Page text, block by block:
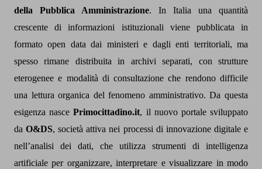
della Pubblica Amministrazione. In Italia una quantità
crescente di informazioni istituzionali viene pubblicata in
formato open data dai ministeri e dagli enti territoriali, ma
spesso rimane distribuita in archivi separati, con strutture
eterogenee e modalità di consultazione che rendono difficile
una lettura organica del fenomeno amministrativo. Da questa
esigenza nascePrimocittadino.it, il nuovo portale sviluppato
daO&DS, società attiva nei processi di innovazione digitale e
nell’analisi dei dati, che utilizza strumenti di intelligenza
artificiale per organizzare, interpretare e visualizzare in modo